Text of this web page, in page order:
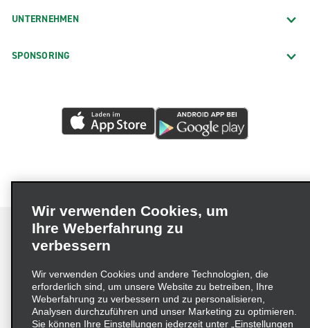
UNTERNEHMEN
SPONSORING
Impressum Nutzungsbedingungen
Datenschutzrichtlinie
Cookie-Richtlinie
Datenschutzoptionen
Lieferkettensorgfaltspflichtengesetz (LkSG) Grundsatzerklärung
Wir verwenden Cookies, um
Ihre Weberfahrung zu
verbessern
Wir verwenden Cookies und andere Technologien, die
erforderlich sind, um unsere Website zu betreiben, Ihre
Weberfahrung zu verbessern und zu personalisieren,
Analysen durchzuführen und unser Marketing zu optimieren.
Sie können Ihre Einstellungen jederzeit unter „Einstellungen